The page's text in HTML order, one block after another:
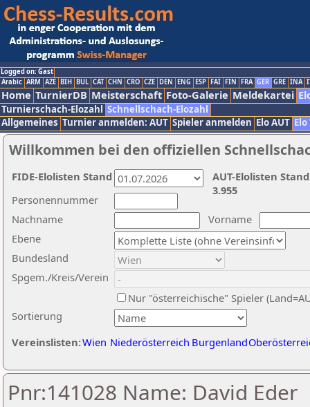
Logged on: Gast
Arabic ARM AZE BIH BUL CAT CHN CRO CZE DEN ENG ESP FAI FIN FRA GER GRE INA
Home TurnierDB Meisterschaft Foto-Galerie Meldekartei
Turnierschach-Elozahl Schnellschach-Elozahl
Allgemeines Turnier anmelden: AUT Spieler anmelden Elo AUT
Willkommen bei den offiziellen
Nachname
Vorname
Ebene
Sortierung
Personennummer
Bundesland
Spgem./Kreis/Verein
Nur "österreichische" Spieler
Vereinslisten:Wien Niederösterreich Burgenland
AUT-Elolisten
3.955
FIDE-Elolisten Stand
Pnr:141028 Name: David Eder